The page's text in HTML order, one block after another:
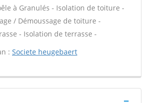
à Granulés - Isolation de toiture -
/ Démoussage de toiture -
- Isolation de terrasse -
: Societe heugebaert